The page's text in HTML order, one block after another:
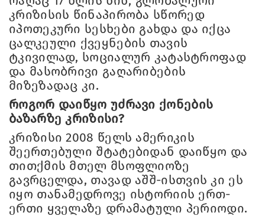
კრიზისის წინაპირობა სწორედ
იპოთეკური სესხები გახდა და იქცა
ცალკეული ქვეყნების თავის
ტკივილად, სოციალურ კატასტროფად
და მასობრივი გაღარიბების
მიზეზადაც კი.
როგორ დაიწყო უძრავი ქონების
ბაზარზე კრიზისი?
კრიზისი 2008 წელს ამერიკის
შეერთებული შტატებიდან დაიწყო და
თითქმის მთელ მსოფლიოზე
გავრცელდა, თავად აშშ-ისთვის კი ეს
იყო თანამედროვე ისტორიის ერთ-
ერთი ყველაზე დრამატული პერიოდი.